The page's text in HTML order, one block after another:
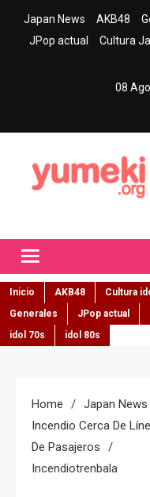
Japan News AKB48
JPop actual
Cultura
08
Inicio AKB48 Cultura
Generales
JPop actual
idol 70s
idol 80s
Home
Japan News
Incendio Cerca De
De Pasajeros
Incendiotrenbala